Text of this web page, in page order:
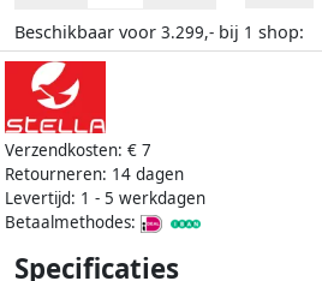
Beschikbaar voor 3.299,- bij 1 shop:
Verzendkosten: € 7
Retourneren: 14 dagen
Levertijd: 1 - 5 werkdagen
Betaalmethodes:
Specificaties